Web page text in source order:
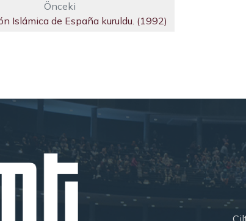
Önceki
Islámica de España kuruldu. (1992)